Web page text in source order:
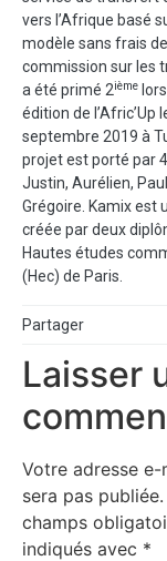
vers l’Afrique basé
modèle sans frais de
commission sur les
a été primé 2ième
édition de l’Afric’Up
septembre 2019 à
projet est porté par
Justin, Aurélien,
Grégoire. Kamix est
créée par deux
Hautes études
(Hec) de Paris.
Partager
Laisser
Votre adresse e-
sera pas publiée.
champs
indiqués avec *